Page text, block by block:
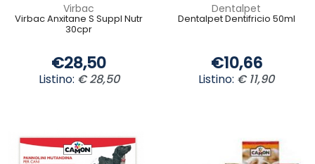
Virbac
Virbac Anxitane S Suppl Nutr
30cpr
€28,50
Listino: € 28,50
Dentalpet
Dentalpet Dentifricio 50ml
€10,66
Listino: € 11,90